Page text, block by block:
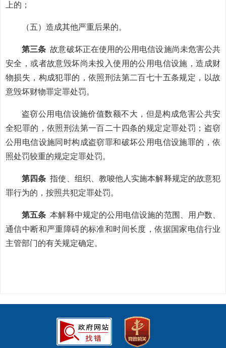
上的；
（五）造成其他严重后果的。
第三条 故意破坏正在使用的公用电信设施尚未危害公共
安全，或者故意毁坏尚未投入使用的公用电信设施，造成财
物损失，构成犯罪的，依照刑法第二百七十五条规定，以故
意毁坏财物罪定罪处罚。
盗窃公用电信设施价值数额不大，但是构成危害公共安
全犯罪的，依照刑法第一百二十四条的规定定罪处罚；盗窃
公用电信设施同时构成盗窃罪和破坏公用电信设施罪的，依
照处罚较重的规定定罪处罚。
第四条 指使、组织、教唆他人实施本解释规定的故意犯
罪行为的，按照共犯定罪处罚。
第五条 本解释中规定的公用电信设施的范围、用户数、
通信中断和严重障碍的标准和时间长度，依据国家电信行业
主管部门的有关规定确定。